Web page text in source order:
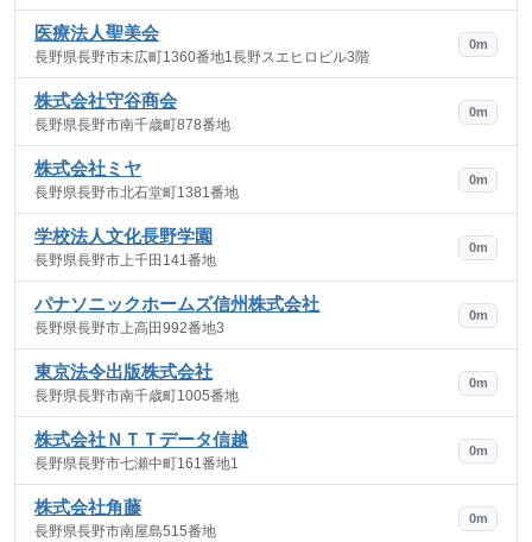
医療法人聖美会
長野県長野市末広町1360番地1長野スエヒロビル3階
0m
株式会社守谷商会
長野県長野市南千歳町878番地
0m
株式会社ミヤ
長野県長野市北石堂町1381番地
0m
学校法人文化長野学園
長野県長野市上千田141番地
0m
パナソニックホームズ信州株式会社
長野県長野市上高田992番地3
0m
東京法令出版株式会社
長野県長野市南千歳町1005番地
0m
株式会社ＮＴＴデータ信越
長野県長野市七瀬中町161番地1
0m
株式会社角藤
長野県長野市南屋島515番地
0m